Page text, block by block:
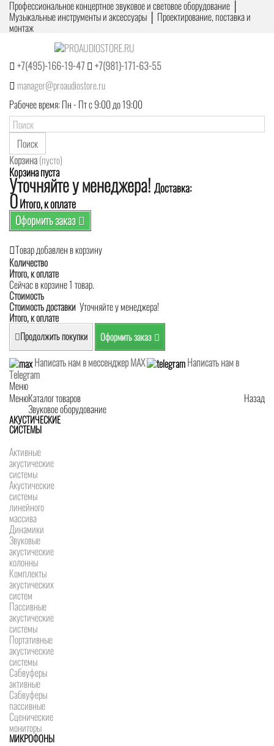
Профессиональное концертное звуковое и световое оборудование │
Музыкальные инструменты и аксессуары │ Проектирование, поставка и
монтаж
+7(495)-166-19-47
+7(981)-171-63-55
manager@proaudiostore.ru
Рабочее время: Пн - Пт с 9:00 до 19:00
Поиск
Корзина(пусто)
Корзина пуста
Уточняйте у менеджера! Доставка:
0Итого, к оплате
Оформить заказ
Товар добавлен в корзину
Количество
Итого, к оплате
Сейчас в корзине 1 товар.
Стоимость
Стоимость доставки Уточняйте у менеджера!
Итого, к оплате
Продолжить покупки Оформить заказ
Написать нам в мессенджер MAX
Написать нам в
Telegram
Меню
Меню
Назад
Каталог товаров
Звуковое оборудование
АКУСТИЧЕСКИЕ
СИСТЕМЫ
Активные
акустические
системы
Акустические
системы
линейного
массива
Динамики
Звуковые
акустические
колонны
Комплекты
акустических
систем
Пассивные
акустические
системы
Портативные
акустические
системы
Сабвуферы
активные
Сабвуферы
пассивные
Сценические
мониторы
МИКРОФОНЫ